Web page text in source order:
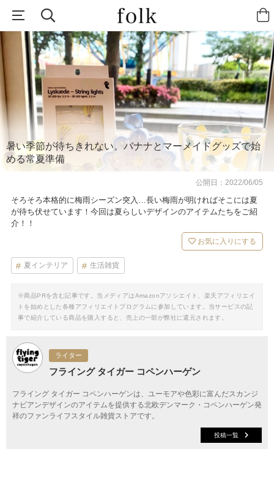
暑い季節が待ちきれない。バナナとマーメイドグッズで始
める常夏準備
公開日：2022/06/05
そろそろ本格的に梅雨シーズン突入…長い梅雨が明ければそこには夏
が待ち伏せています！今回は夏らしいデザインのアイテムたちをご紹
介！！
お気に入りにする
夏インテリア 生活雑貨
※商品PRを含む記事です。当メディアはAmazonアソシエイト、楽天アフィリエイ
トを始めとした各種アフィリエイトプログラムに参加しています。当サービスの記
事で紹介している商品を購入すると、売上の一部が弊社に還元されます。
ライター
フライング タイガー コペンハーゲン
フライング タイガー コペンハーゲンは、ユーモアや色彩に富んだスカンジ
ナビアンデザインのアイテムを提供する北欧デンマーク・コペンハーゲン発
祥のファンライフスタイル雑貨ストアです。
投稿一覧